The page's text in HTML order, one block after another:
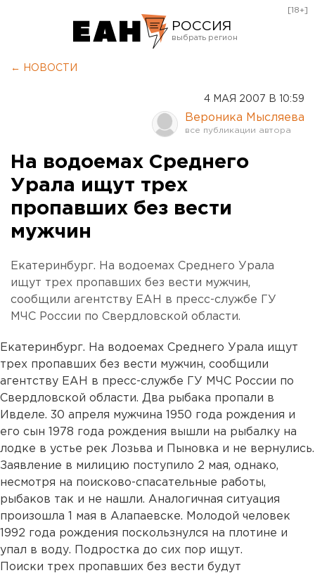
РОССИЯ
Оренбург
[18+]
← НОВОСТИ
4 МАЯ 2007 В 10:59
Вероника Мысляева
На водоемах Среднего
Урала ищут трех
пропавших без вести
мужчин
Екатеринбург. На водоемах Среднего Урала
ищут трех пропавших без вести мужчин,
сообщили агентству ЕАН в пресс-службе ГУ
МЧС России по Свердловской области.
Екатеринбург. На водоемах Среднего Урала ищут
трех пропавших без вести мужчин, сообщили
агентству ЕАН в пресс-службе ГУ МЧС России по
Свердловской области. Два рыбака пропали в
Ивделе. 30 апреля мужчина 1950 года рождения и
его сын 1978 года рождения вышли на рыбалку на
лодке в устье рек Лозьва и Пыновка и не вернулись.
Заявление в милицию поступило 2 мая, однако,
несмотря на поисково-спасательные работы,
рыбаков так и не нашли. Аналогичная ситуация
произошла 1 мая в Алапаевске. Молодой человек
1992 года рождения поскользнулся на плотине и
упал в воду. Подростка до сих пор ищут.
Поиски трех пропавших без вести будут